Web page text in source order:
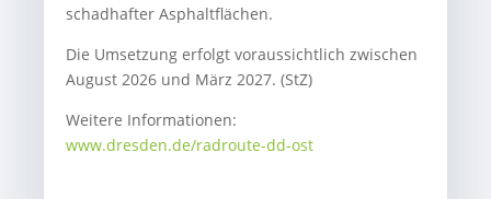
schadhafter Asphaltflächen.
Die Umsetzung erfolgt voraussichtlich zwischen
August 2026 und März 2027. (StZ)
Weitere Informationen:
www.dresden.de/radroute-dd-ost